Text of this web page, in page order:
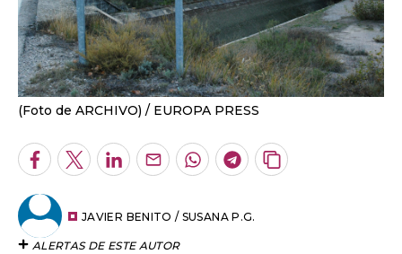
(Foto de ARCHIVO) EUROPA PRESS
Facebook
TwitterLinkedInEnviarWhatsapp
Telegram
Copiar
JAVIER BENITO / SUSANA P.G.
ALERTAS DE ESTE AUTOR